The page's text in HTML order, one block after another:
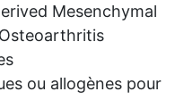
Mesenchymal
ou allogènes pour